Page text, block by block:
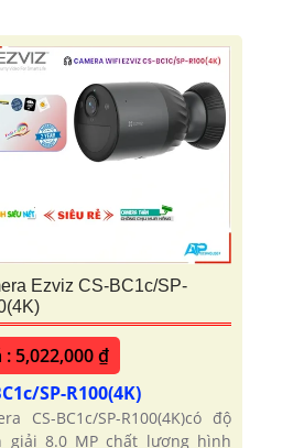
Ezviz CS-BC1c/SP-
: 5,022,000 ₫
SP-R100(4K)
CS-BC1c/SP-R100(4K)có độ
giải 8.0 MP chất lượng hình